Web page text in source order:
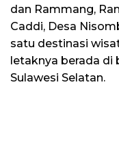
dan Rammang,
Caddi, Desa
satu destinasi
letaknya berada di
Sulawesi Selatan.